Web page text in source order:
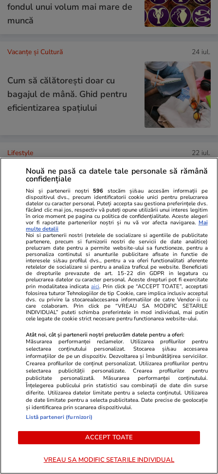
fondul unui volum mai mare de
muncă
Vacanțe și Cultură 24 iul.
Cum să călătoreşti doar cu
bagajul de mână. Ghid pentru
eficientizarea spaţiului
Lifestyle 22 iul.
Cum păstrăm brânza fără să
mucegăiască
Lifestyle 17 iul.
De ce să nu păstrezi cartofii
lângă ceapă
Știri România 25 iul.
Comandantul detașamentului
Forțelor Aeriene Române din
Lituania, pilot de F-16, explicații
despre cât de greu este de
Știri România
Nouă ne pasă ca datele tale personale să rămână
confidențiale
Noi și partenerii noștri 596 stocăm și/sau accesăm informații pe
dispozitivul dvs., precum identificatorii cookie unici pentru prelucrarea
datelor cu caracter personal. Puteți accepta sau gestiona preferințele dvs.
făcând clic mai jos, respectiv vă puteți opune utilizării unui interes legitim
în orice moment pe pagina cu politica de confidențialitate. Aceste alegeri
vor fi raportate partenerilor noștri și nu vă vor afecta navigarea. Mai
multe detalii
Noi si partenerii nostri (retelele de socializare si agentiile de publicitate
partenere, precum si furnizorii nostri de servicii de date analitice)
prelucram date pentru a permite website-ului sa functioneze, pentru a
personaliza continutul si anunturile publicitare afisate in functie de
interesele si/sau profilul dvs., pentru a va oferi functionalitati aferente
retelelor de socializare si pentru a analiza traficul pe website. Beneficiati
de drepturile prevazute de art. 15-22 din GDPR in legatura cu
prelucrarea datelor cu caracter personal. Aceste drepturi pot fi exercitate
prin modalitatea indicataaici. Prin click pe “ACCEPT TOATE”, acceptati
folosirea tuturor Tehnologiilor de tip Cookie, care implica inclusiv acceptul
dvs. cu privire la stocarea/accesarea informatiilor de catre Vendor-ii cu
care colaboram. Prin click pe “VREAU SA MODIFIC SETARILE
INDIVIDUAL” puteti schimba preferintele in mod individual, mai putin
cele legate de cookie strict necesare pentru functionarea website-ului.
Atât noi, cât și partenerii noștri prelucrăm datele pentru a oferi:
Măsurarea performanței reclamelor. Utilizarea profilurilor pentru
selectarea conținutului personalizat. Stocarea și/sau accesarea
informațiilor de pe un dispozitiv. Dezvoltarea și îmbunătățirea serviciilor.
Crearea profilurilor de conținut personalizat. Utilizarea profilurilor pentru
selectarea publicității personalizate. Crearea profilurilor pentru
publicitate personalizată. Măsurarea performanței conținutului.
Înțelegerea publicului prin statistici sau combinații de date din surse
diferite. Utilizarea datelor limitate pentru a selecta conținutul. Utilizarea
de date limitate pentru a selecta publicitatea. Date precise de geolocație
și identificarea prin scanarea dispozitivului.
Listă parteneri (furnizori)
ACCEPT TOATE
VREAU SA MODIFIC SETARILE INDIVIDUAL